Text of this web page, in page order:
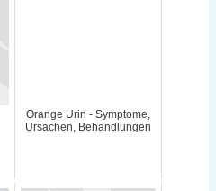
Orange Urin - Symptome,
Ursachen, Behandlungen